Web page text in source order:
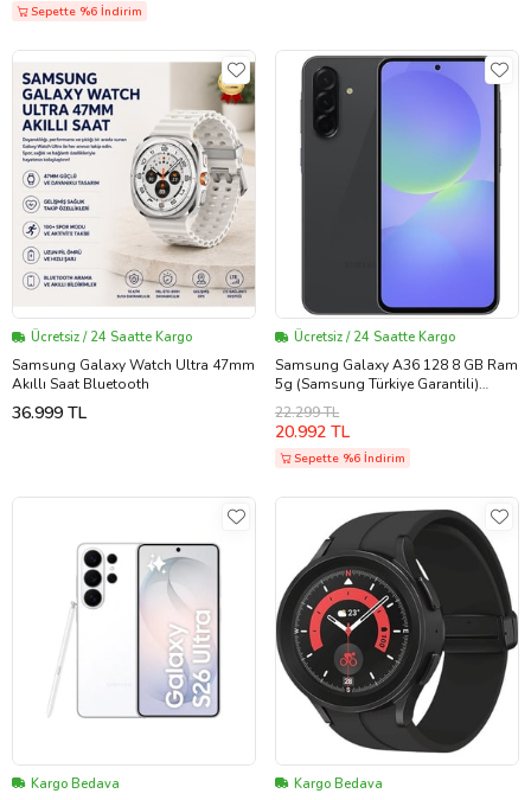
Sepette %6 İndirim
Ücretsiz / 24 Saatte Kargo
Samsung Galaxy Watch Ultra 47mm
Akıllı Saat Bluetooth
36.999 TL
Ücretsiz / 24 Saatte Kargo
Samsung Galaxy A36 128 8 GB Ram
5g (Samsung Türkiye Garantili)
(Siyah)
22.299 TL
20.992 TL
Sepette %6 İndirim
Kargo Bedava Kargo Bedava